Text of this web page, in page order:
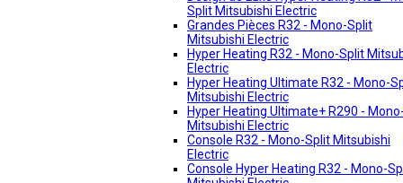
Split Mitsubishi Electric
Grandes Pièces R32 - Mono-Split
Mitsubishi Electric
Hyper Heating R32 - Mono-Split
Electric
Hyper Heating Ultimate R32 - Mono-
Mitsubishi Electric
Hyper Heating Ultimate+ R290 -
Mitsubishi Electric
Console R32 - Mono-Split Mitsubishi
Electric
Console Hyper Heating R32 - Mono-